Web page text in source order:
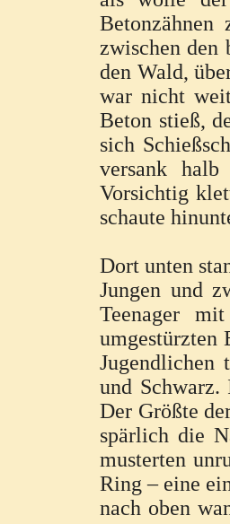
zwischen den
den Wald,
war nicht
Beton stieß,
sich
versank
Vorsichtig
schaute
Dort unten
Jungen und
Teenager
umgestürzten
Jugendlichen
und Schwarz.
Der Größte
spärlich die
musterten
Ring – eine
nach oben